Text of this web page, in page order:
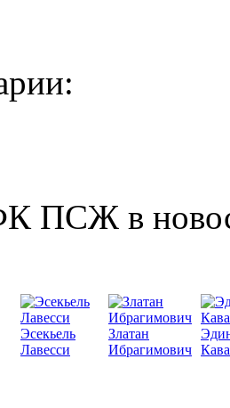
ПСЖ в
Эсекьель
Лавесси
Златан
Ибрагимович